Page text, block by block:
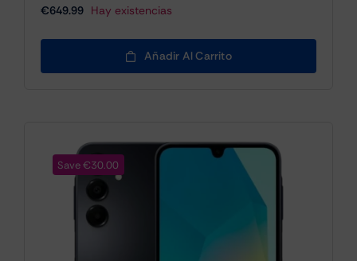
€649.99 Hay existencias
Añadir Al Carrito
Save €30.00